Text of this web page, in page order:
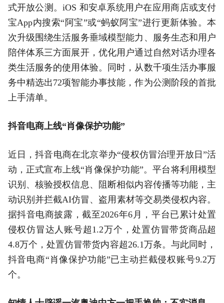
式开放公测。iOS 和安卓系统用户在应用商店或支付
宝App内搜索“阿宝”或“蚂蚁阿宝”进行更新体验。本
次升级围绕生活服务垂域模型能力、服务生态和用户
陪伴体系三方面展开，优化用户通过自然对话办理各
类生活服务的使用体验。同时，从数千项生活办事服
务中精选出72项智能办事技能，作为公测阶段的首批
上手清单。
抖音电商上线“肖像保护功能”
近日，抖音电商在北京举办“侵权仿冒治理开放日”活
动，正式宣布上线“肖像保护功能”。平台将利用模型
识别、核验授权信息、阻断相似内容传播等功能，主
动识别并拦截AI仿冒、盗用素材等交易类侵权内容。
据抖音电商披露，截至2026年6月，平台已累计处置
侵权仿冒达人账号超1.2万个，处置仿冒带货商品超
4.8万个，处置仿冒带货内容超26.1万条。与此同时，
抖音电商“肖像保护功能”已主动拦截侵权账号9.2万
个。